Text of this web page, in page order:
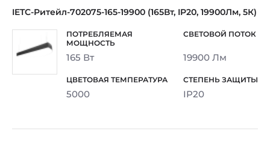
IETC-Ритейл-702075-165-19900 (165Вт, IP20, 19900Лм, 5К)
165 Вт 19900 Лм
5000 IP20